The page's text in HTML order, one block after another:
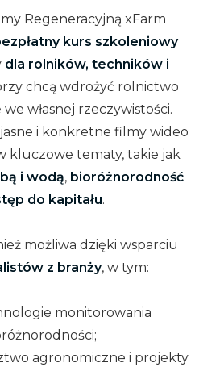
Regeneracyjną xFarm
kurs szkoleniowy
dla rolników, techników i
chcą wdrożyć rolnictwo
własnej rzeczywistości.
i konkretne filmy wideo
kluczowe tematy, takie jak
i wodą, bioróżnorodność
do kapitału.
możliwa dzięki wsparciu
z branży, w tym:
monitorowania
agronomiczne i projekty